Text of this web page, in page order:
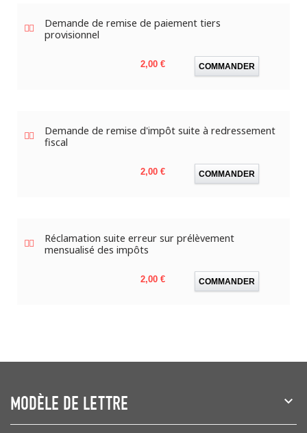
Demande de remise de paiement tiers
provisionnel
Prix
2,00 € COMMANDER
Demande de remise d'impôt suite à redressement
fiscal
Prix
2,00 € COMMANDER
Réclamation suite erreur sur prélèvement
mensualisé des impôts
Prix
2,00 € COMMANDER
MODÈLE DE LETTRE